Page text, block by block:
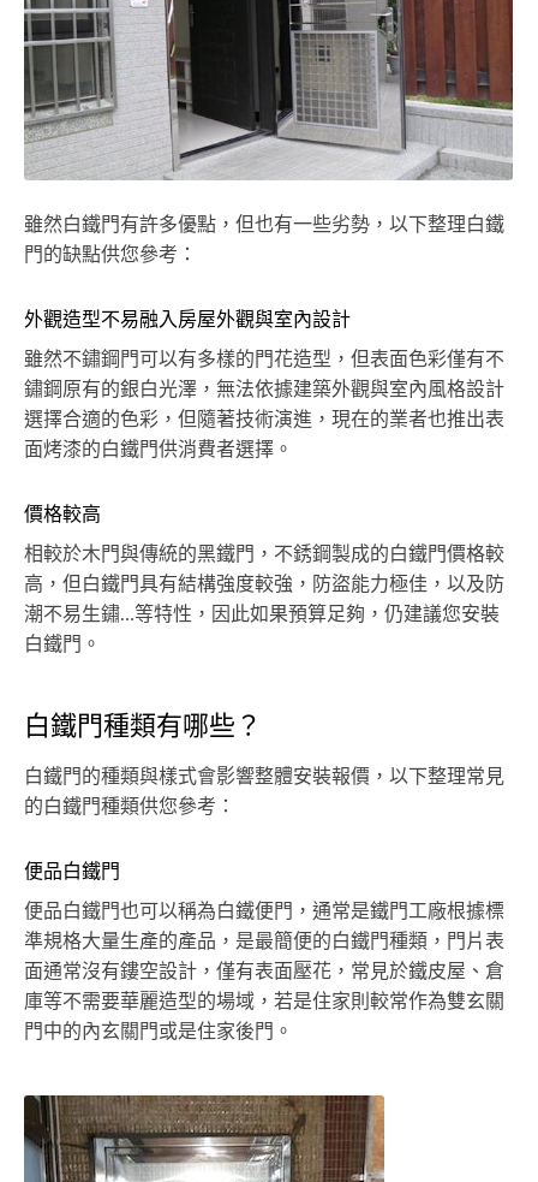
雖然白鐵門有許多優點，但也有一些劣勢，以下整理白鐵
門的缺點供您參考：
外觀造型不易融入房屋外觀與室內設計
雖然不鏽鋼門可以有多樣的門花造型，但表面色彩僅有不
鏽鋼原有的銀白光澤，無法依據建築外觀與室內風格設計
選擇合適的色彩，但隨著技術演進，現在的業者也推出表
面烤漆的白鐵門供消費者選擇。
價格較高
相較於木門與傳統的黑鐵門，不銹鋼製成的白鐵門價格較
高，但白鐵門具有結構強度較強，防盜能力極佳，以及防
潮不易生鏽…等特性，因此如果預算足夠，仍建議您安裝
白鐵門。
白鐵門種類有哪些？
白鐵門的種類與樣式會影響整體安裝報價，以下整理常見
的白鐵門種類供您參考：
便品白鐵門
便品白鐵門也可以稱為白鐵便門，通常是鐵門工廠根據標
準規格大量生產的產品，是最簡便的白鐵門種類，門片表
面通常沒有鏤空設計，僅有表面壓花，常見於鐵皮屋、倉
庫等不需要華麗造型的場域，若是住家則較常作為雙玄關
門中的內玄關門或是住家後門。